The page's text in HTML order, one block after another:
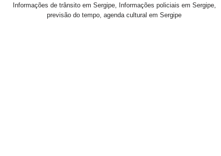
Informações de trânsito em Sergipe, Informações policiais em Sergipe,
previsão do tempo, agenda cultural em Sergipe